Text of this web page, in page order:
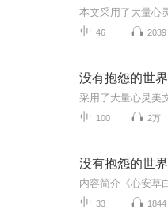
46 2039
没有抱怨的世界
100 2万
没有抱怨的世界
33 1844